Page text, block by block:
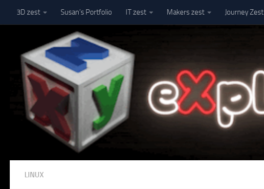
Skip to content
3D zest Susan’s Portfolio IT zest Makers zest Journey Zest
LINUX